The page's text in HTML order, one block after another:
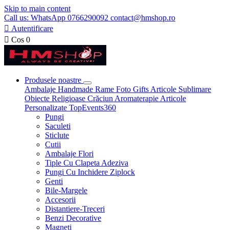
Skip to main content
Call us: WhatsApp 0766290092 contact@hmshop.ro
 Autentificare
 Cos 0
Produsele noastre
Ambalaje Handmade Rame Foto Gifts Articole Sublimare
Obiecte Religioase Crăciun Aromaterapie Articole
Personalizate TopEvents360
Pungi
Saculeti
Sticlute
Cutii
Ambalaje Flori
Tiple Cu Clapeta Adeziva
Pungi Cu Inchidere Ziplock
Genti
Bile-Margele
Accesorii
Distantiere-Treceri
Benzi Decorative
Magneti